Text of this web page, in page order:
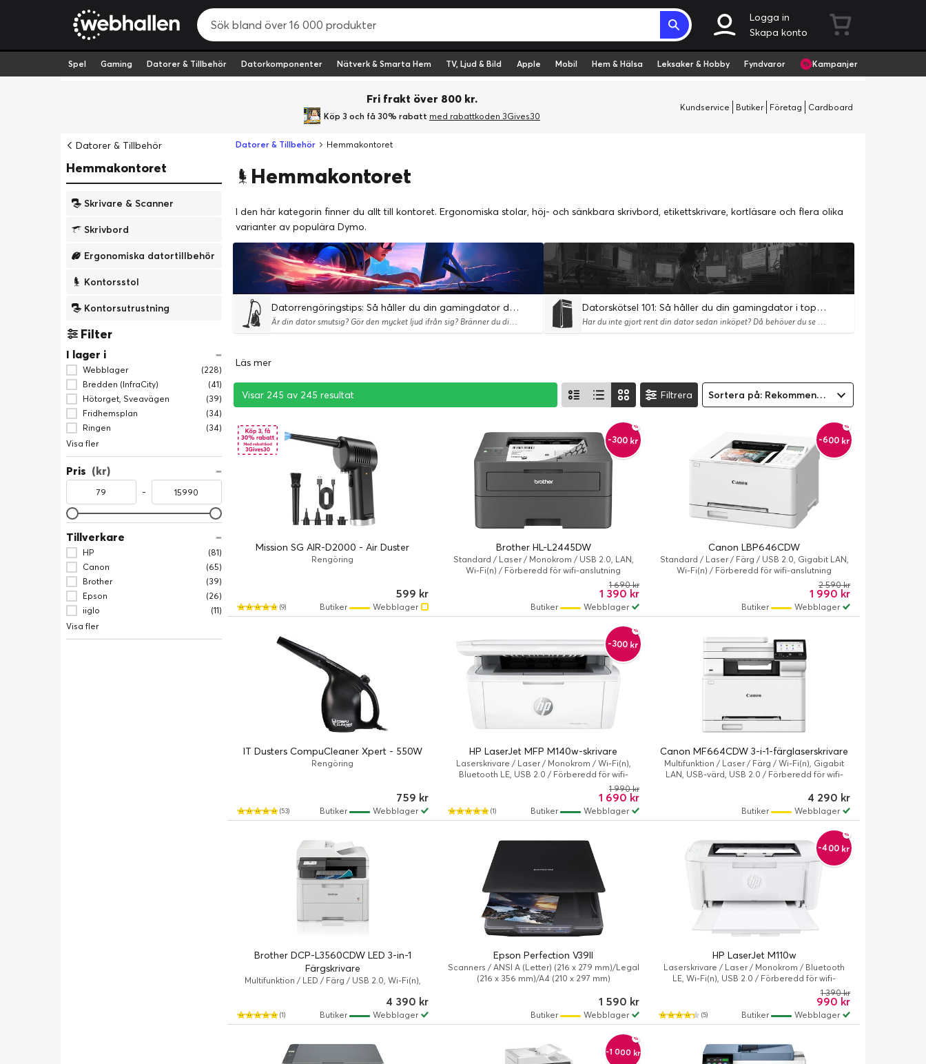
Logga in
Skapa konto
Spel Gaming Datorer & Tillbehör Datorkomponenter Nätverk & Smarta Hem TV, Ljud & Bild Apple Mobil Hem & Hälsa Leksaker & Hobby Fyndvaror Kampanjer
Fri frakt över 800 kr.
Köp 3 och få 30% rabatt med rabattkoden 3Gives30
Kundservice Butiker Företag Cardboard
Datorer & Tillbehör
Hemmakontoret
Skrivare & Scanner
Skrivbord
Ergonomiska datortillbehör
Kontorsstol
Kontorsutrustning
Filter
I lager i
Webblager
(228)
Bredden (InfraCity)
(41)
Hötorget, Sveavägen
(39)
Fridhemsplan
(34)
Ringen
(34)
Visa fler
Pris (kr)
-
Tillverkare
HP
(81)
Canon
(65)
Brother
(39)
Epson
(26)
iiglo
(11)
Visa fler
Datorer & Tillbehör Hemmakontoret
Hemmakontoret
I den här kategorin finner du allt till kontoret. Ergonomiska stolar, höj- och sänkbara skrivbord, etikettskrivare, kortläsare och flera olika
varianter av populära Dymo.
Datorrengöringstips: Så håller du din gamingdator dammfri och välventilerad
Är din dator smutsig? Gör den mycket ljud ifrån sig? Bränner du dig när du rör vid chassit? Då bör du se detta.
Datorskötsel 101: Så håller du din gamingdator i toppskick
Läs mer
Visar 245 av 245 resultat
Visar 245 av 245 resultat
Visar 245 av 245 resultat Filtrera Sortera på: Rekommenderad
Mission SG AIR-D2000 - Air Duster
Rengöring
(9)
599 kr
Webblager
Butiker
-300 kr
Brother HL-L2445DW
Standard / Laser / Monokrom / USB 2.0, LAN,
Wi-Fi(n) / Förberedd för wifi-anslutning
1 390 kr
1 690 kr
Webblager
Butiker
-600 kr
Canon LBP646CDW
Standard / Laser / Färg / USB 2.0, Gigabit LAN,
Wi-Fi(n) / Förberedd för wifi-anslutning
1 990 kr
2 590 kr
Webblager
Butiker
IT Dusters CompuCleaner Xpert - 550W
Rengöring
(53)
759 kr
Webblager
Butiker
-300 kr
HP LaserJet MFP M140w-skrivare
Laserskrivare / Laser / Monokrom / Wi-Fi(n),
Bluetooth LE, USB 2.0 / Förberedd för wifi-
(1)
1 690 kr
1 990 kr
Webblager
Butiker
Canon MF664CDW 3-i-1-färglaserskrivare
Multifunktion / Laser / Färg / Wi-Fi(n), Gigabit
LAN, USB-värd, USB 2.0 / Förberedd för wifi-
4 290 kr
Webblager
Butiker
Brother DCP-L3560CDW LED 3-in-1
Färgskrivare
Multifunktion / LED / Färg / USB 2.0, Wi-Fi(n),
(1)
4 390 kr
Webblager
Butiker
Epson Perfection V39II
Scanners / ANSI A (Letter) (216 x 279 mm)/Legal
(216 x 356 mm)/A4 (210 x 297 mm)
1 590 kr
Webblager
Butiker
-400 kr
HP LaserJet M110w
Laserskrivare / Laser / Monokrom / Bluetooth
LE, Wi-Fi(n), USB 2.0 / Förberedd för wifi-
(5)
990 kr
1 390 kr
Webblager
Butiker
-1 000 kr